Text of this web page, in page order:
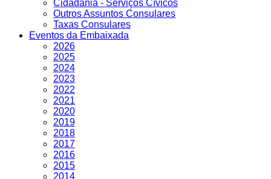
Cidadania - Serviços Cívicos
Outros Assuntos Consulares
Taxas Consulares
Eventos da Embaixada
2026
2025
2024
2023
2022
2021
2020
2019
2018
2017
2016
2015
2014